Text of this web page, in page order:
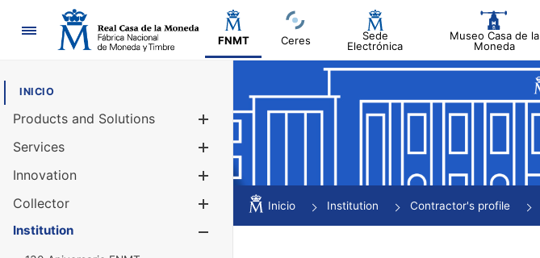
Navigation
FNMT Ceres
Sede
Electrónica
Museo Casa de la
Moneda
INICIO
Products and Solutions
Services
Innovation
Collector
Show/Hide
Institution
Inicio Institution Contractor's profile